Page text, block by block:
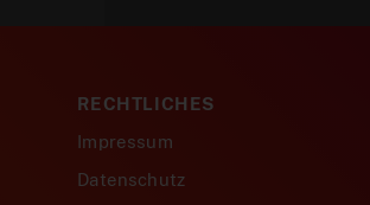
RECHTLICHES
Impressum
Datenschutz